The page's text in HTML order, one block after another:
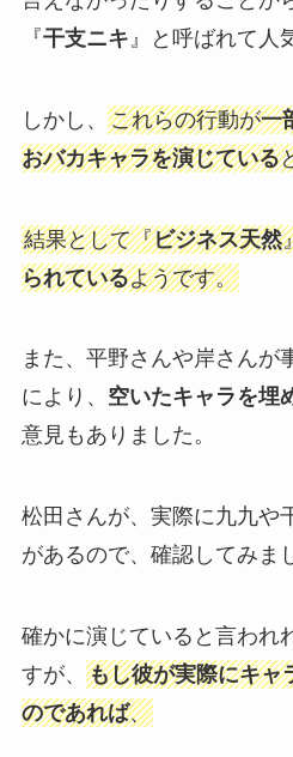
『干支ニキ 』と呼ばれて人
しかし、 これらの行動が一
おバカキャラを演じている
結果として『ビジネス天然
られているようです。
また、平野さんや岸さんが
により、 空いたキャラを埋
意見もありました。
松田さんが、実際に九九や
があるので、確認してみま
確かに演じていると言われ
すが、 もし彼が実際にキャ
のであれば、